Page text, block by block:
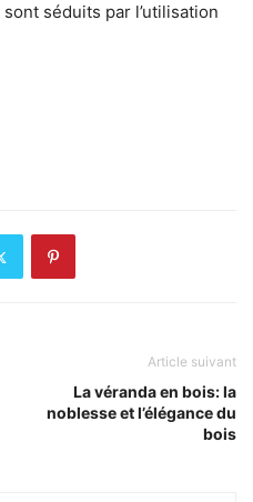
sont séduits par l’utilisation
Article suivant
La véranda en bois: la
noblesse et l’élégance du
bois